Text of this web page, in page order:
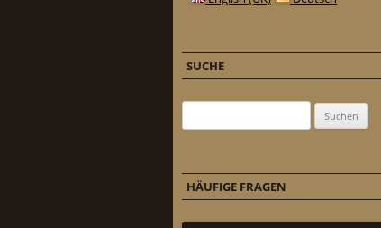
SUCHE
HÄUFIGE FRAGEN